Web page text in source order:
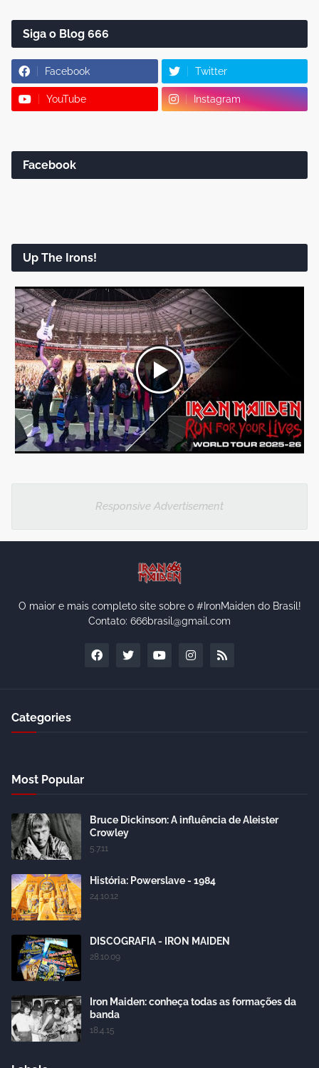
Siga o Blog 666
Facebook Twitter
YouTube Instagram
Facebook
Up The Irons!
Responsive Advertisement
O maior e mais completo site sobre o #IronMaiden do Brasil!
Contato: 666brasil@gmail.com
Categories
Most Popular
Bruce Dickinson: A influência de Aleister
Crowley
5.7.11
História: Powerslave - 1984
24.10.12
DISCOGRAFIA - IRON MAIDEN
28.10.09
Iron Maiden: conheça todas as formações da
banda
18.4.15